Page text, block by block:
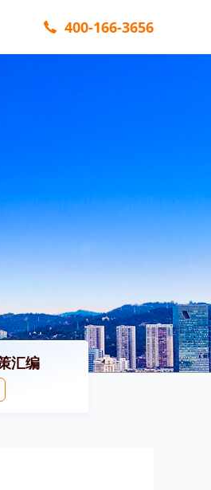
400-166-3656
汇编